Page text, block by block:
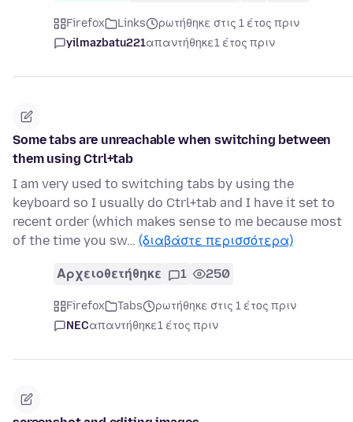
Firefox Links
ρωτήθηκε στις 1 έτος πριν
yilmazbatu221απαντήθηκε1 έτος πριν
Some tabs are unreachable when switching between
them using Ctrl+tab
I am very used to switching tabs by using the
keyboard so I usually do Ctrl+tab and I have it set to
recent order (which makes sense to me because most
of the time you sw… (διαβάστε περισσότερα)
Αρχειοθετήθηκε 1 250
Firefox Tabs
ρωτήθηκε στις 1 έτος πριν
NECαπαντήθηκε1 έτος πριν